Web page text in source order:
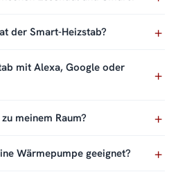
der Smart-Heizstab?
mit Alexa, Google oder
meinem Raum?
Wärmepumpe geeignet?